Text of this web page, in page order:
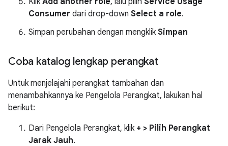
Consumer dari drop-down Select a role.
Simpan perubahan dengan mengklik Simpan
Coba katalog lengkap perangkat
Untuk menjelajahi perangkat tambahan dan
menambahkannya ke Pengelola Perangkat, lakukan hal
berikut:
Dari Pengelola Perangkat, klik + > Pilih Perangkat
Jarak Jauh.